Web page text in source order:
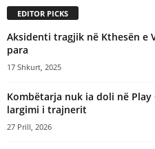
EDITOR PICKS
Aksidenti tragjik në Kthesën e
para
17 Shkurt, 2025
Kombëtarja nuk ia doli në
largimi i trajnerit
27 Prill, 2026